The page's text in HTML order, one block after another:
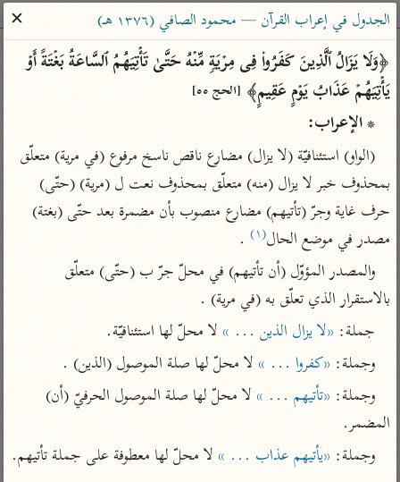
ساهم معنا في نشر القرآن والعلم الشرعي
الباحث القرآني
بحث تفسير علوم
Type 2 or more characters for results.
Type 1 or more
characters for results.
أمّهات
تفسير الطبري
تفسير ابن كثير
تفسير القرطبي
تفسير البغوي
جمع الأقوال
تفسير ابن الجوزي
تفسير الماوردي
عامّة
فتح القدير للشوكاني
تفسير ابن جزي
موسوعات
تفسير الآلوسي
معاصرة
الميسر
المختصر في
تفسير السعدي
أيسر التفاسير
القرآن – تدبر وعمل
الجدول في إعراب القرآن — محمود الصافي (١٣٧٦ هـ)
✕
﴿وَلَا یَزَالُ ٱلَّذِینَ كَفَرُوا۟ فِی مِرۡیَةࣲ مِّنۡهُ حَتَّىٰ تَأۡتِیَهُمُ ٱلسَّاعَةُ بَغۡتَةً أَوۡ
یَأۡتِیَهُمۡ عَذَابُ یَوۡمٍ عَقِیمٍ﴾ [الحج ٥٥]
* الإعراب:
مصدر في موضع الحال(١)
.
بالاستقرار الذي تعلّق به (في مرية) .
جملة: «لا يزال الذين ... » لا محلّ لها استئنافيّة.
وجملة: «كفروا ... » لا محلّ لها صلة الموصول (الذين) .
وجملة: «تأتيهم ... »
المضمر.
وجملة: «يأتيهم عذاب ... »